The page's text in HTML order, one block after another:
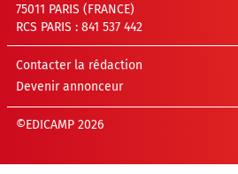
75011 PARIS (FRANCE)
RCS PARIS : 841 537 442
Contacter la rédaction
Devenir annonceur
©EDICAMP 2026